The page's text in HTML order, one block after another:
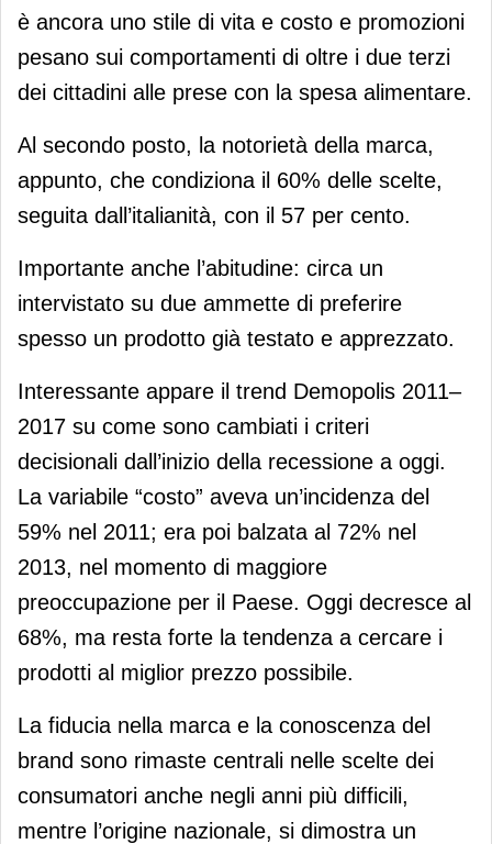
è ancora uno stile di vita e costo e promozioni
pesano sui comportamenti di oltre i due terzi
dei cittadini alle prese con la spesa alimentare.
Al secondo posto, la notorietà della marca,
appunto, che condiziona il 60% delle scelte,
seguita dall’italianità, con il 57 per cento.
Importante anche l’abitudine: circa un
intervistato su due ammette di preferire
spesso un prodotto già testato e apprezzato.
Interessante appare il trend Demopolis 2011–
2017 su come sono cambiati i criteri
decisionali dall’inizio della recessione a oggi.
La variabile “costo” aveva un’incidenza del
59% nel 2011; era poi balzata al 72% nel
2013, nel momento di maggiore
preoccupazione per il Paese. Oggi decresce al
68%, ma resta forte la tendenza a cercare i
prodotti al miglior prezzo possibile.
La fiducia nella marca e la conoscenza del
brand sono rimaste centrali nelle scelte dei
consumatori anche negli anni più difficili,
mentre l’origine nazionale, si dimostra un